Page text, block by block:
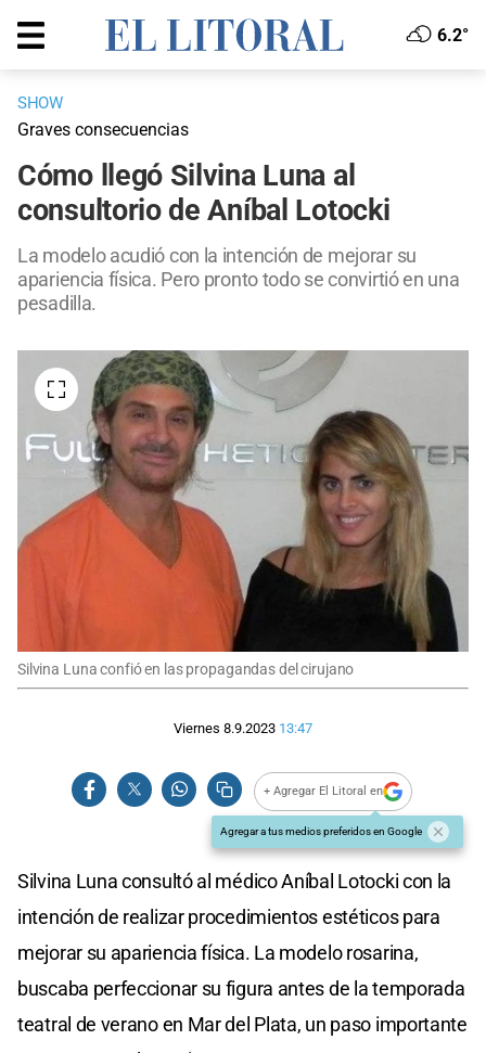
6.2°
SHOW
Graves consecuencias
Cómo llegó Silvina Luna al
consultorio de Aníbal Lotocki
La modelo acudió con la intención de mejorar su
apariencia física. Pero pronto todo se convirtió en una
pesadilla.
Silvina Luna confió en las propagandas del cirujano
Viernes 8.9.2023 13:47
+ Agregar El Litoral en
Agregar a tus medios preferidos en Google
Silvina Luna consultó al médico Aníbal Lotocki con la
intención de realizar procedimientos estéticos para
mejorar su apariencia física. La modelo rosarina,
buscaba perfeccionar su figura antes de la temporada
teatral de verano en Mar del Plata, un paso importante